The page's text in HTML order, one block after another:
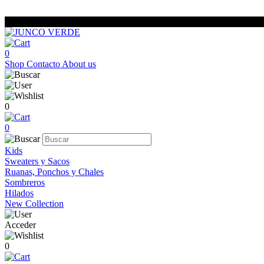
0
Shop Contacto About us
0
0
Kids
Sweaters y Sacos
Ruanas, Ponchos y Chales
Sombreros
Hilados
New Collection
Acceder
0